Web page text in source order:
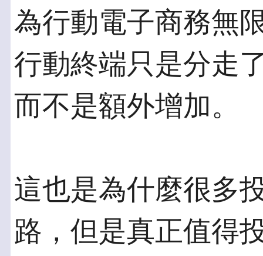
為行動電子商務無
行動終端只是分走
而不是額外增加。
這也是為什麼很多
路，但是真正值得